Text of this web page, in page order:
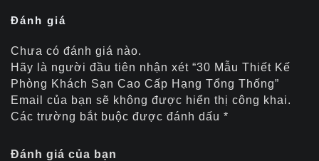
Đánh giá
Chưa có đánh giá nào.
Hãy là người đầu tiên nhận xét “30 Mẫu Thiết Kế
Phòng Khách Sạn Cao Cấp Hạng Tổng Thống”
Email của bạn sẽ không được hiển thị công khai.
Các trường bắt buộc được đánh dấu *
Đánh giá của bạn